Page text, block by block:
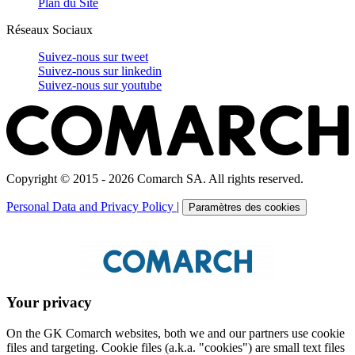
Plan du Site
Réseaux Sociaux
Suivez-nous surtweet
Suivez-nous surlinkedin
Suivez-nous suryoutube
Copyright © 2015 - 2026 Comarch SA. All rights reserved.
Personal Data and Privacy Policy Paramètres des cookies
Your privacy
On the GK Comarch websites, both we and our partners use cookie
files and targeting. Cookie files (a.k.a. "cookies") are small text files